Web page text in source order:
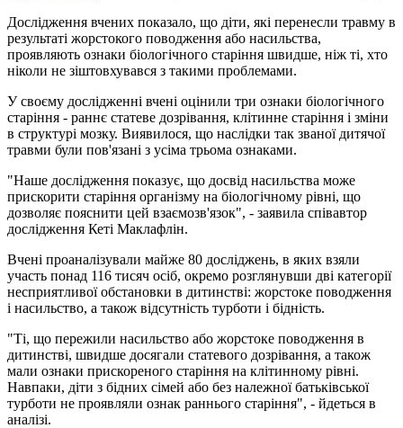
Дослідження вчених показало, що діти, які перенесли травму в
результаті жорстокого поводження або насильства,
проявляють ознаки біологічного старіння швидше, ніж ті, хто
ніколи не зіштовхувався з такими проблемами.
У своєму дослідженні вчені оцінили три ознаки біологічного
старіння - раннє статеве дозрівання, клітинне старіння і зміни
в структурі мозку. Виявилося, що наслідки так званої дитячої
травми були пов'язані з усіма трьома ознаками.
"Наше дослідження показує, що досвід насильства може
прискорити старіння організму на біологічному рівні, що
дозволяє пояснити цей взаємозв'язок", - заявила співавтор
дослідження Кеті Маклафлін.
Вчені проаналізували майже 80 досліджень, в яких взяли
участь понад 116 тисяч осіб, окремо розглянувши дві категорії
несприятливої ​​обстановки в дитинстві: жорстоке поводження
і насильство, а також відсутність турботи і бідність.
"Ті, що пережили насильство або жорстоке поводження в
дитинстві, швидше досягали статевого дозрівання, а також
мали ознаки прискореного старіння на клітинному рівні.
Навпаки, діти з бідних сімей або без належної батьківської
турботи не проявляли ознак раннього старіння", - йдеться в
аналізі.